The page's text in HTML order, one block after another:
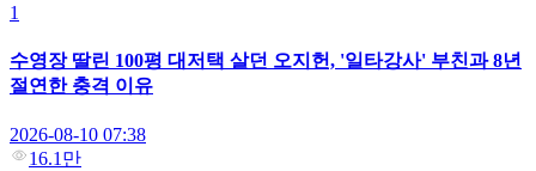
1
수영장 딸린 100평 대저택 살던 오지헌, '일타강사' 부친과 8년
절연한 충격 이유
2026-08-10 07:38
16.1만